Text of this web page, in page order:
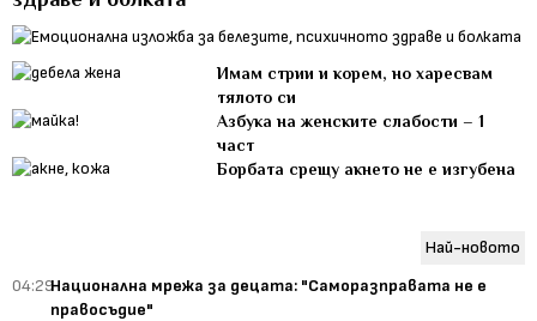
Имам стрии и корем, но харесвам
тялото си
Азбука на женските слабости – 1
част
Борбата срещу акнето не е изгубена
Най-новото
04:29Национална мрежа за децата: "Саморазправата не е
правосъдие"